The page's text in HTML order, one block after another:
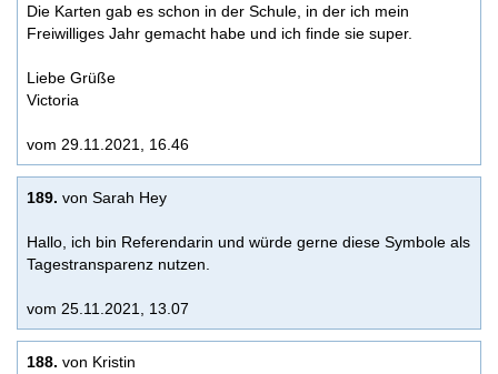
Die Karten gab es schon in der Schule, in der ich mein
Freiwilliges Jahr gemacht habe und ich finde sie super.
Liebe Grüße
Victoria
vom 29.11.2021, 16.46
189. von Sarah Hey
Hallo, ich bin Referendarin und würde gerne diese Symbole als
Tagestransparenz nutzen.
vom 25.11.2021, 13.07
188. von Kristin